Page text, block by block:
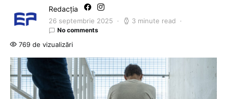
Redacția
26 septembrie 2025 3 minute read
No comments
769 de vizualizări